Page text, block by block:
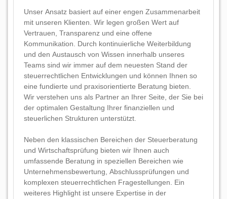
Unser Ansatz basiert auf einer engen Zusammenarbeit
mit unseren Klienten. Wir legen großen Wert auf
Vertrauen, Transparenz und eine offene
Kommunikation. Durch kontinuierliche Weiterbildung
und den Austausch von Wissen innerhalb unseres
Teams sind wir immer auf dem neuesten Stand der
steuerrechtlichen Entwicklungen und können Ihnen so
eine fundierte und praxisorientierte Beratung bieten.
Wir verstehen uns als Partner an Ihrer Seite, der Sie bei
der optimalen Gestaltung Ihrer finanziellen und
steuerlichen Strukturen unterstützt.
Neben den klassischen Bereichen der Steuerberatung
und Wirtschaftsprüfung bieten wir Ihnen auch
umfassende Beratung in speziellen Bereichen wie
Unternehmensbewertung, Abschlussprüfungen und
komplexen steuerrechtlichen Fragestellungen. Ein
weiteres Highlight ist unsere Expertise in der